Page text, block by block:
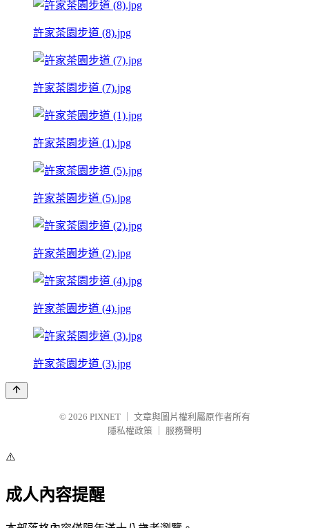
許家茶園步道 (8).jpg
許家茶園步道 (7).jpg
許家茶園步道 (1).jpg
許家茶園步道 (5).jpg
許家茶園步道 (2).jpg
許家茶園步道 (4).jpg
許家茶園步道 (3).jpg
© 2026 PIXNET
文章與圖片權利屬原作者所有
隱私權政策
服務聲明
⚠️
成人內容提醒